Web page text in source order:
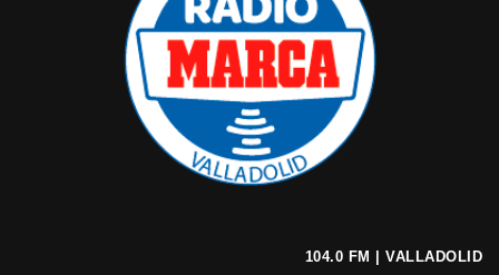
104.0 FM | VALLADOLID